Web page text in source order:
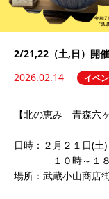
2/21,22（土,日）開
2026.02.14
イベ
【北の恵み 青森六
日時：２月２１日(土
１０時～１８時
場所：武蔵小山商店